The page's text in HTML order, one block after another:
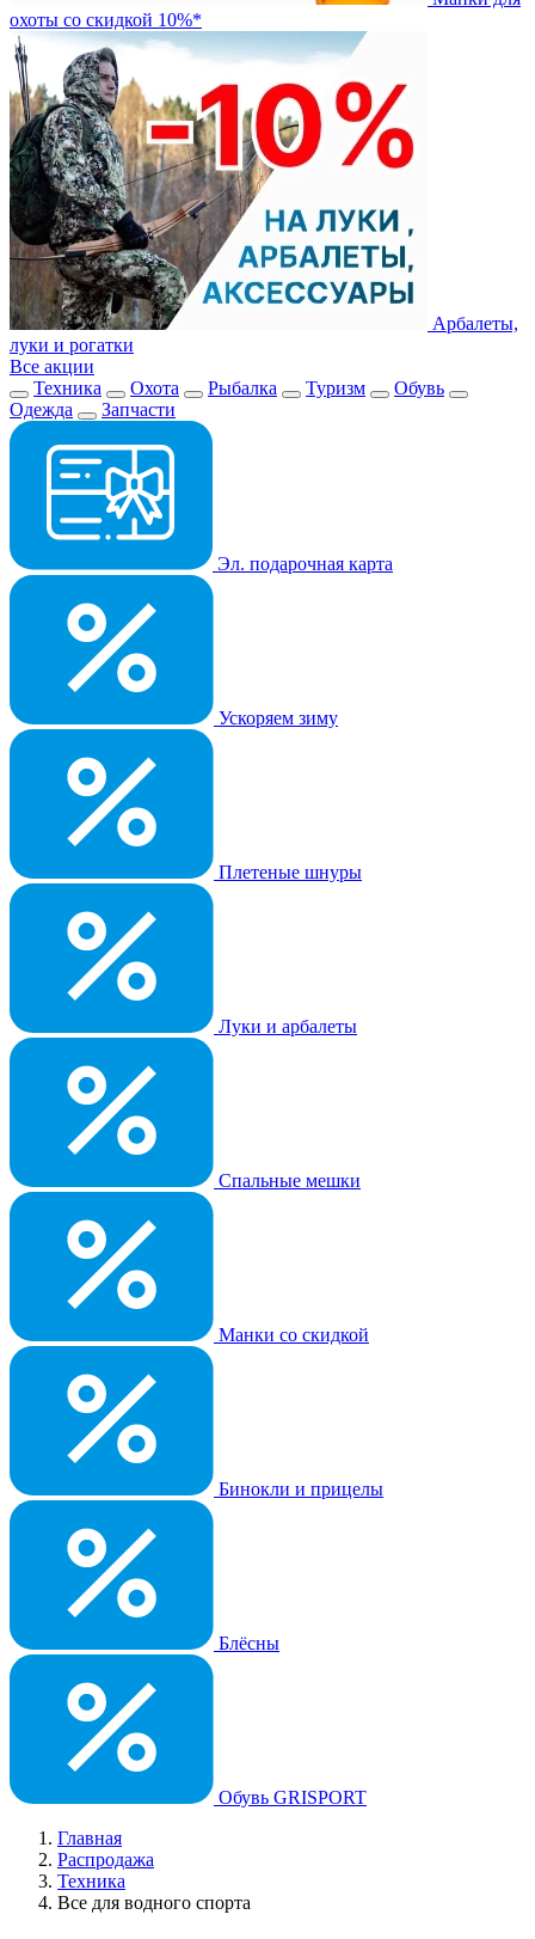
охоты со скидкой 10%*
Арбалеты,
луки и рогатки
Все акции
Техника
Охота Рыбалка Туризм
Обувь
Одежда
Запчасти
Эл. подарочная карта
Ускоряем зиму
Плетеные шнуры
Луки и арбалеты
Спальные мешки
Манки со скидкой
Бинокли и прицелы
Блёсны
Обувь GRISPORT
Главная
Распродажа
Техника
Все для водного спорта